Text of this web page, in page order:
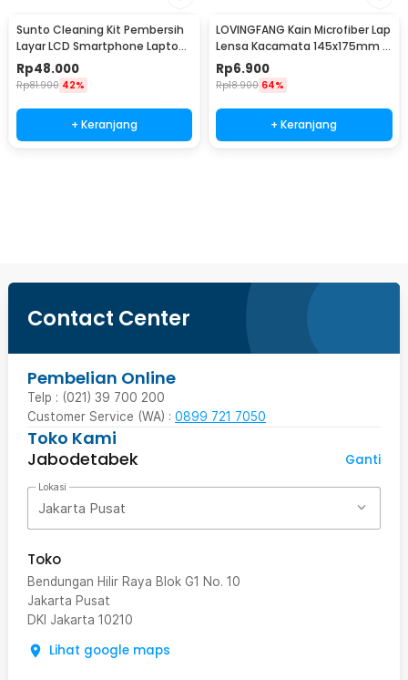
Sunto Cleaning Kit Pembersih
Layar LCD Smartphone Laptop
Lensa Kamera
Rp48.000
Rp81.900 42%
+ Keranjang
LOVINGFANG Kain Microfiber Lap
Lensa Kacamata 145x175mm 5
PCS - K-25P
Rp6.900
Rp18.900 64%
+ Keranjang
Contact Center
Pembelian Online
Telp : (021) 39 700 200
Customer Service (WA) : 0899 721 7050
Toko Kami
Jabodetabek
Ganti
Lokasi
Jakarta Pusat
Toko
Bendungan Hilir Raya Blok G1 No. 10
Jakarta Pusat
DKI Jakarta 10210
Lihat google maps